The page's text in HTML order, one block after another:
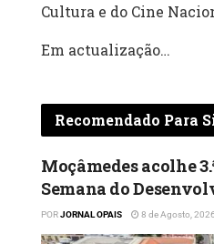
Cultura e do Cine
Em actualização…
Recomendado Para
Moçâmedes acolhe
Semana do
PORJORNAL OPAIS 8 de Agosto, 2026